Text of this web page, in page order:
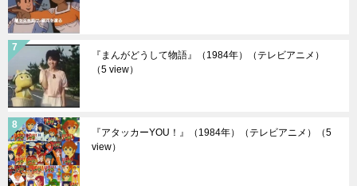
『まんがどうして物語』（1984年）（テレビアニメ）
（5 view）
『アタッカーYOU！』（1984年）（テレビアニメ）
（5
view）